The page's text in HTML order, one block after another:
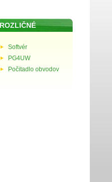
Softvér
PG4UW
Počitadlo obvodov